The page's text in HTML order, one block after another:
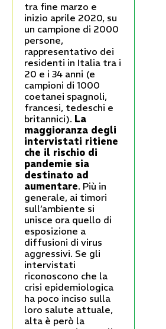
tra fine marzo e
inizio aprile 2020, su
un campione di 2000
persone,
rappresentativo dei
residenti in Italia tra i
20 e i 34 anni (e
campioni di 1000
coetanei spagnoli,
francesi, tedeschi e
britannici). La
maggioranza degli
intervistati ritiene
che il rischio di
pandemie sia
destinato ad
aumentare. Più in
generale, ai timori
sull’ambiente si
unisce ora quello di
esposizione a
diffusioni di virus
aggressivi. Se gli
intervistati
riconoscono che la
crisi epidemiologica
ha poco inciso sulla
loro salute attuale,
alta è però la